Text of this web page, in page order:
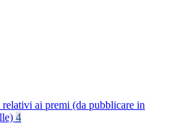
ai premi (da pubblicare in
4